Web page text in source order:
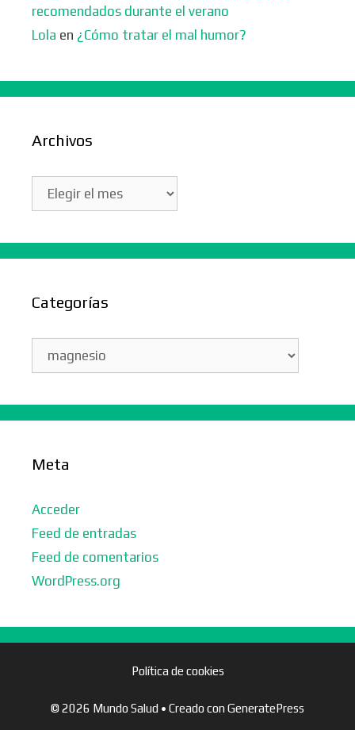
recomendados durante el verano
Lola en ¿Cómo tratar el mal humor?
Archivos
Archivos
Categorías
Meta
Acceder
Feed de entradas
Feed de comentarios
WordPress.org
Política de cookies
© 2026 Mundo Salud • Creado con GeneratePress